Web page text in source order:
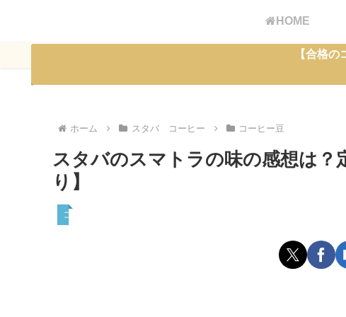
HOME
【合格
ホーム スタバ コーヒー コーヒー豆
スタバのスマトラの味の感想は？
り】
コーヒー豆